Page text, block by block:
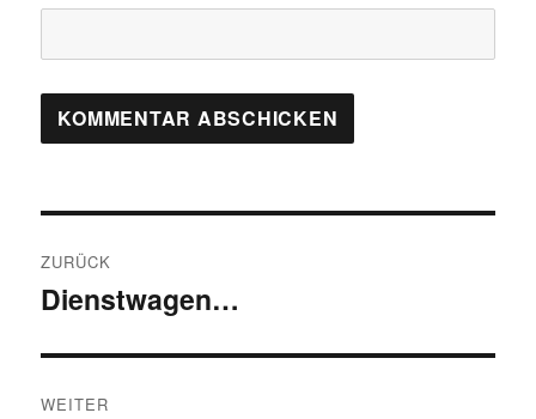
ZURÜCK
Vorheriger
Dienstwagen…
WEITER